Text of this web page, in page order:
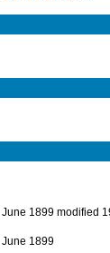
1899 modified
June 1899